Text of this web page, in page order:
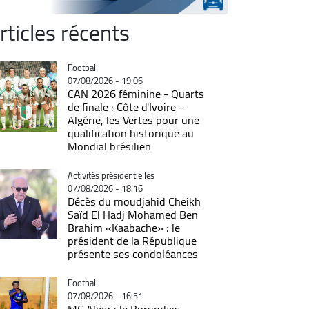
récents
Catégorie
Football
07/08/2026 - 19:06
CAN 2026 féminine - Quarts
de finale : Côte d'Ivoire -
Algérie, les Vertes pour une
qualification historique au
Mondial brésilien
Catégorie
Activités présidentielles
07/08/2026 - 18:16
Décès du moudjahid Cheikh
Saïd El Hadj Mohamed Ben
Brahim «Kaabache» : le
président de la République
présente ses condoléances
Catégorie
Football
07/08/2026 - 16:51